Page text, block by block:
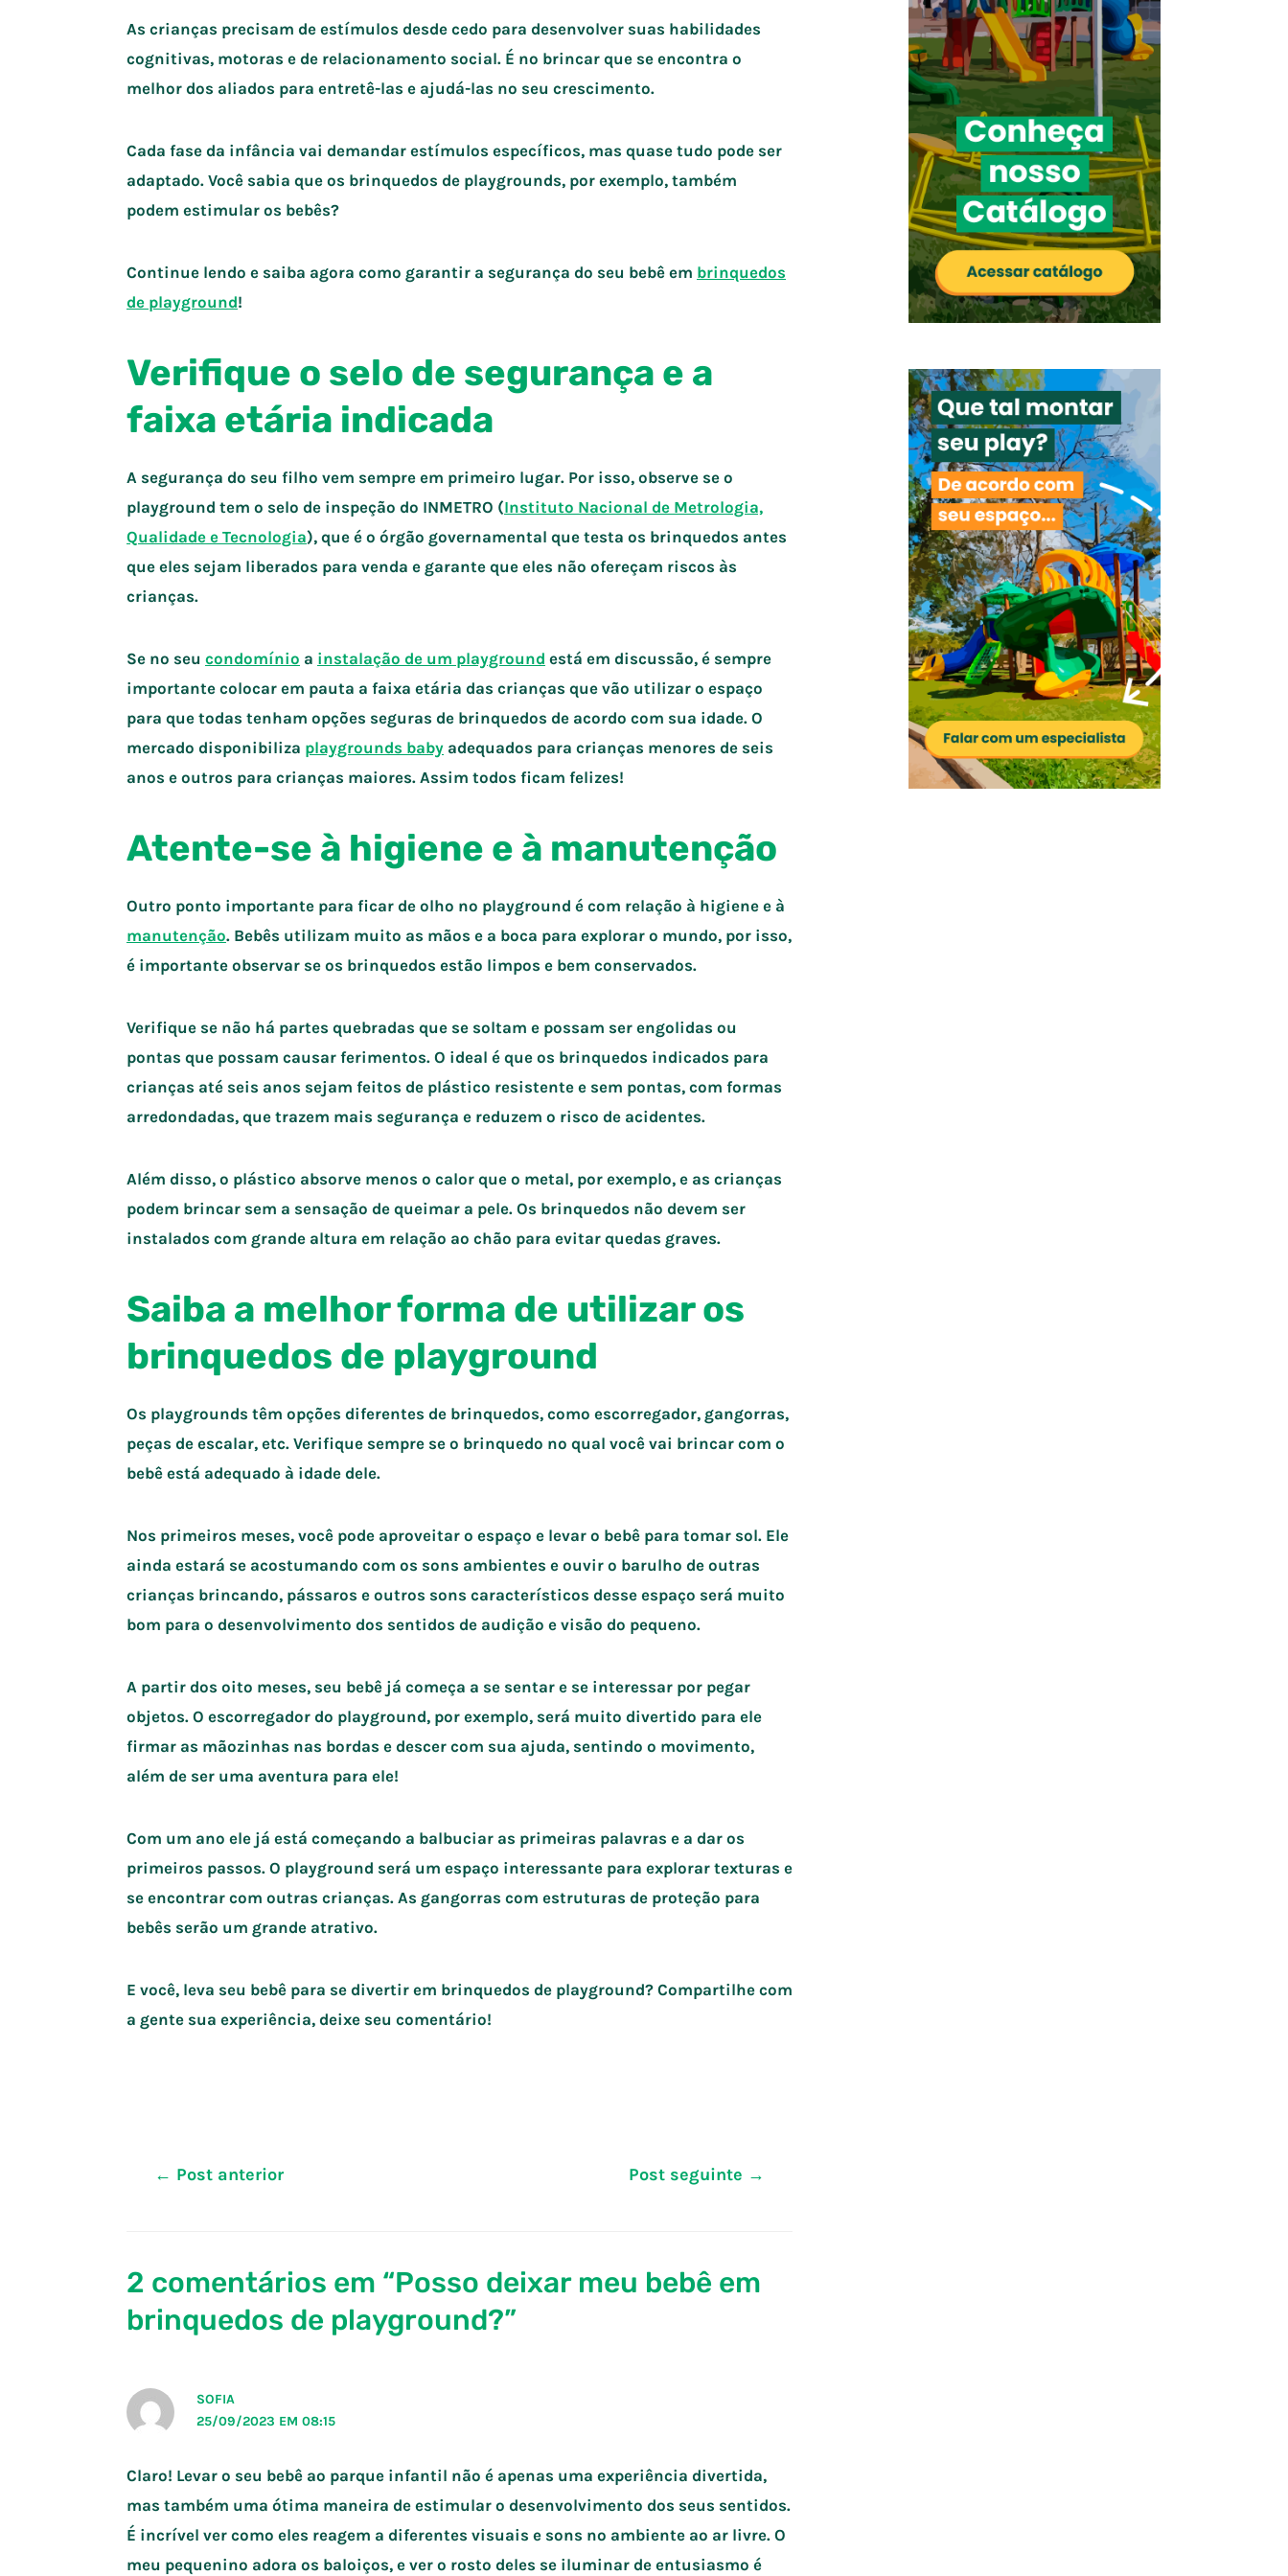
As crianças precisam de estímulos desde cedo para desenvolver suas habilidades
cognitivas, motoras e de relacionamento social. É no brincar que se encontra o
melhor dos aliados para entretê-las e ajudá-las no seu crescimento.
Cada fase da infância vai demandar estímulos específicos, mas quase tudo pode ser
adaptado. Você sabia que os brinquedos de playgrounds, por exemplo, também
podem estimular os bebês?
Continue lendo e saiba agora como garantir a segurança do seu bebê em brinquedos
de playground!
Verifique o selo de segurança e a
faixa etária indicada
A segurança do seu filho vem sempre em primeiro lugar. Por isso, observe se o
playground tem o selo de inspeção do INMETRO (Instituto Nacional de Metrologia,
Qualidade e Tecnologia), que é o órgão governamental que testa os brinquedos antes
que eles sejam liberados para venda e garante que eles não ofereçam riscos às
crianças.
Se no seu condomínio a instalação de um playground está em discussão, é sempre
importante colocar em pauta a faixa etária das crianças que vão utilizar o espaço
para que todas tenham opções seguras de brinquedos de acordo com sua idade. O
mercado disponibiliza playgrounds baby adequados para crianças menores de seis
anos e outros para crianças maiores. Assim todos ficam felizes!
Atente-se à higiene e à manutenção
Outro ponto importante para ficar de olho no playground é com relação à higiene e à
manutenção. Bebês utilizam muito as mãos e a boca para explorar o mundo, por isso,
é importante observar se os brinquedos estão limpos e bem conservados.
Verifique se não há partes quebradas que se soltam e possam ser engolidas ou
pontas que possam causar ferimentos. O ideal é que os brinquedos indicados para
crianças até seis anos sejam feitos de plástico resistente e sem pontas, com formas
arredondadas, que trazem mais segurança e reduzem o risco de acidentes.
Além disso, o plástico absorve menos o calor que o metal, por exemplo, e as crianças
podem brincar sem a sensação de queimar a pele. Os brinquedos não devem ser
instalados com grande altura em relação ao chão para evitar quedas graves.
Saiba a melhor forma de utilizar os
brinquedos de playground
Os playgrounds têm opções diferentes de brinquedos, como escorregador, gangorras,
peças de escalar, etc. Verifique sempre se o brinquedo no qual você vai brincar com o
bebê está adequado à idade dele.
Nos primeiros meses, você pode aproveitar o espaço e levar o bebê para tomar sol. Ele
ainda estará se acostumando com os sons ambientes e ouvir o barulho de outras
crianças brincando, pássaros e outros sons característicos desse espaço será muito
bom para o desenvolvimento dos sentidos de audição e visão do pequeno.
A partir dos oito meses, seu bebê já começa a se sentar e se interessar por pegar
objetos. O escorregador do playground, por exemplo, será muito divertido para ele
firmar as mãozinhas nas bordas e descer com sua ajuda, sentindo o movimento,
além de ser uma aventura para ele!
Com um ano ele já está começando a balbuciar as primeiras palavras e a dar os
primeiros passos. O playground será um espaço interessante para explorar texturas e
se encontrar com outras crianças. As gangorras com estruturas de proteção para
bebês serão um grande atrativo.
E você, leva seu bebê para se divertir em brinquedos de playground? Compartilhe com
a gente sua experiência, deixe seu comentário!
Navegação
← Post anterior Post seguinte →
2 comentários em “Posso deixar meu bebê em
brinquedos de playground?”
SOFIA
25/09/2023 EM 08:15
Claro! Levar o seu bebê ao parque infantil não é apenas uma experiência divertida,
mas também uma ótima maneira de estimular o desenvolvimento dos seus sentidos.
É incrível ver como eles reagem a diferentes visuais e sons no ambiente ao ar livre. O
meu pequenino adora os baloiços, e ver o rosto deles se iluminar de entusiasmo é